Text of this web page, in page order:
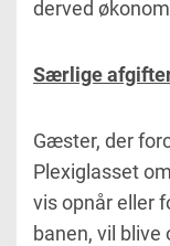
derved
Særlige
Gæster, der
Plexiglasset
vis opnår eller
banen, vil